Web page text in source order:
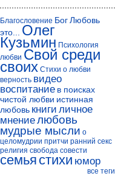
Благословение БогЛюбовь
это...
Олег
Кузьмин Психология
любви Свой среди
своих Стихи о любви
верность видео
воспитание в поисках
чистой любви истинная
любовь книги личное
мнениелюбовь
мудрые мысли о
целомудрии притчи ранний секс
религия свобода совести
семья стихи юмор
все теги